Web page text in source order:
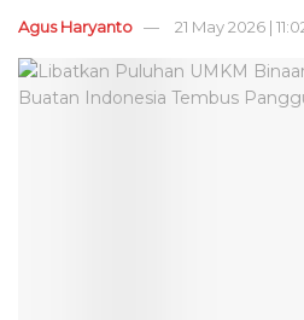
Agus Haryanto 21 May 2026 |